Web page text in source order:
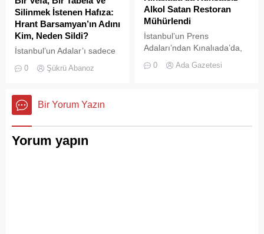
Silinmek İstenen Hafıza:
Hrant Barsamyan’ın Adını
Kim, Neden Sildi?
İstanbul’un Adalar’ı sadece
yazlıkçıların nefes aldığı
aynı zamanda bu şehrin çok
kültürlü hafızası,
tanıklarıdır.
0 Şükrü Abanoz
Alkol Satan Restoran
Mühürlendi
İstanbul’un Prens
Adaları’ndan Kınalıada’da,
bünyesinde faaliyet
0 Ada Gazetesi
Bir Yorum Yazın
Yorum yapın